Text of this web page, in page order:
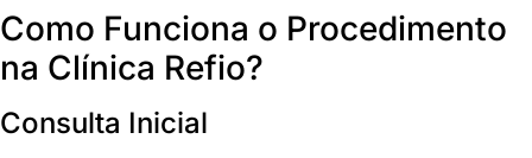
Como Funciona o Procedimento
na Clínica Refio?
Consulta Inicial